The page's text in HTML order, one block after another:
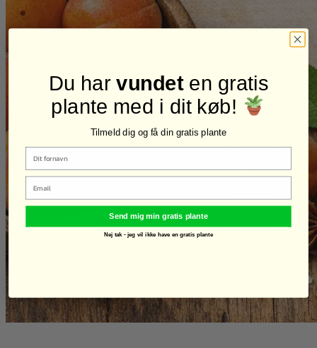
Du harvundeten gratis
plante med i dit køb!
Tilmeld dig og få din gratis plante
Email
Send mig min gratis plante
Nej tak - jeg vil ikke have en gratis plante